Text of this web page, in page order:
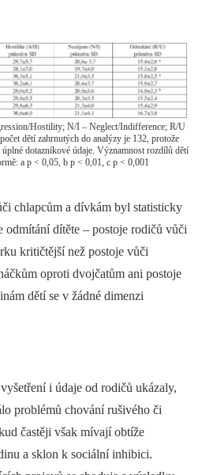
Hostility; N/I – Neglect/Indifference; R/U
dětí zahrnutých do analýzy je 132, protože
dotazníkové údaje. Významnost rozdílů dětí
a p < 0,05, b p < 0,01, c p < 0,001
chlapcům a dívkám byl statisticky
odmítání dítěte –⁠ postoje rodičů vůči
kritičtější než postoje vůči
oproti dvojčatům ani postoje
dětí se v žádné dimenzi
i údaje od rodičů ukázaly,
problémů chování rušivého či
častěji však mívají obtíže
a sklon k sociální inhibici.